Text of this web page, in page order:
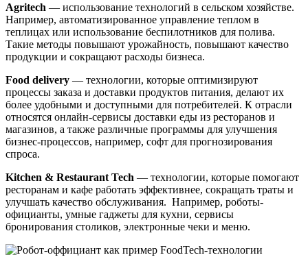
Agritech — использование технологий в сельском хозяйстве.
Например, автоматизированное управление теплом в
теплицах или использование беспилотников для полива.
Такие методы повышают урожайность, повышают качество
продукции и сокращают расходы бизнеса.
Food delivery — технологии, которые оптимизируют
процессы заказа и доставки продуктов питания, делают их
более удобными и доступными для потребителей. К отрасли
относятся онлайн-сервисы доставки еды из ресторанов и
магазинов, а также различные программы для улучшения
бизнес-процессов, например, софт для прогнозирования
спроса.
Kitchen & Restaurant Tech — технологии, которые помогают
ресторанам и кафе работать эффективнее, сокращать траты и
улучшать качество обслуживания. Например, роботы-
официанты, умные гаджеты для кухни, сервисы
бронирования столиков, электронные чеки и меню.